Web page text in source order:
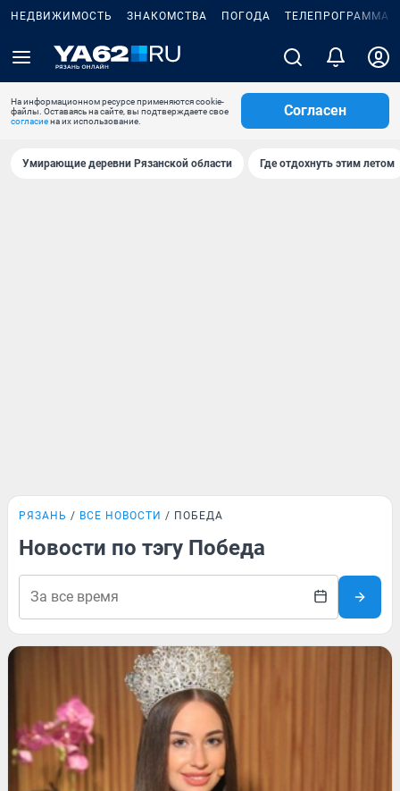
НЕДВИЖИМОСТЬ ЗНАКОМСТВА ПОГОДА ТЕЛЕПРОГРАММА
На информационном ресурсе применяются cookie-
файлы. Оставаясь на сайте, вы подтверждаете свое
согласиена их использование.
Согласен
Умирающие деревни Рязанской области Где отдохнуть этим летом
РЯЗАНЬ ВСЕ НОВОСТИ ПОБЕДА
Новости по тэгу Победа